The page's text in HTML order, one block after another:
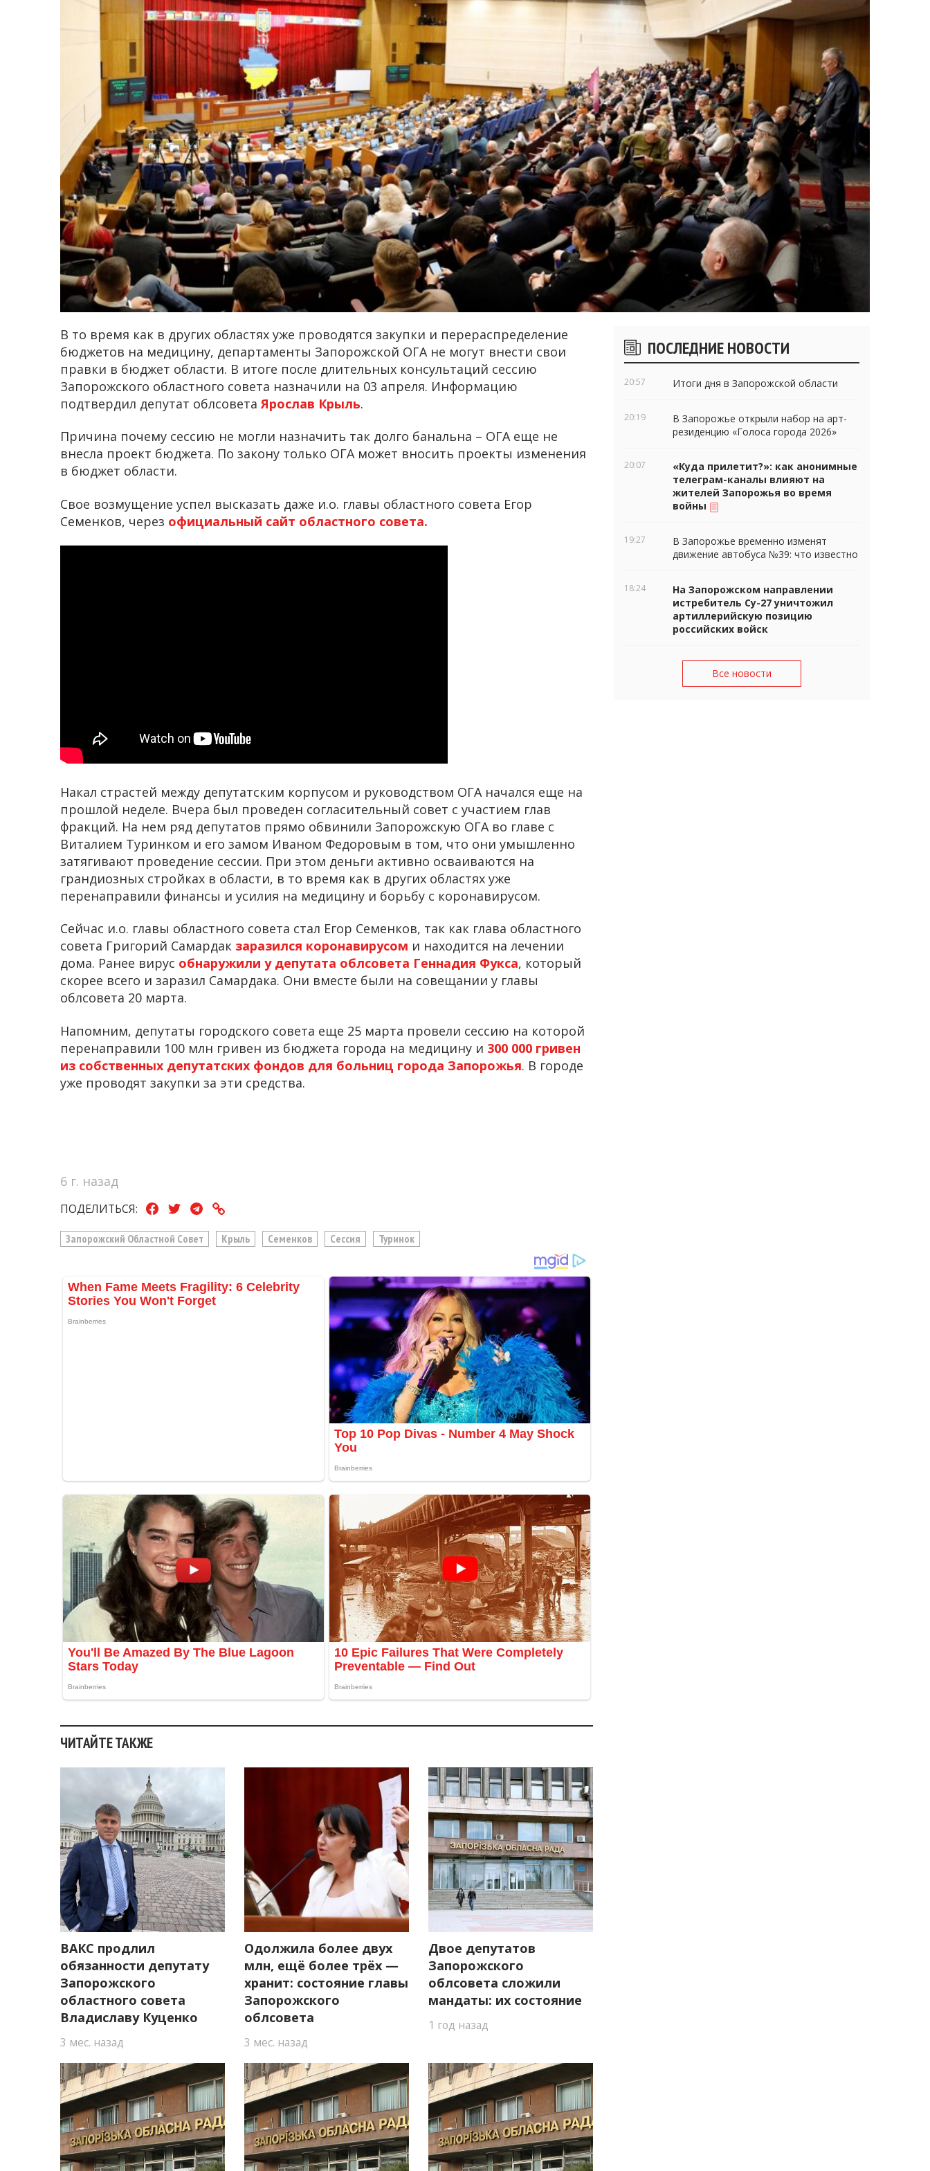
В то время как в других областях уже проводятся закупки и перераспределение
бюджетов на медицину, департаменты Запорожской ОГА не могут внести свои
правки в бюджет области. В итоге после длительных консультаций сессию
Запорожского областного совета назначили на 03 апреля. Информацию
подтвердил депутат облсовета Ярослав Крыль.
Причина почему сессию не могли назначить так долго банальна – ОГА еще не
внесла проект бюджета. По закону только ОГА может вносить проекты изменения
в бюджет области.
Свое возмущение успел высказать даже и.о. главы областного совета Егор
Семенков, через официальный сайт областного совета.
Накал страстей между депутатским корпусом и руководством ОГА начался еще на
прошлой неделе. Вчера был проведен согласительный совет с участием глав
фракций. На нем ряд депутатов прямо обвинили Запорожскую ОГА во главе с
Виталием Туринком и его замом Иваном Федоровым в том, что они умышленно
затягивают проведение сессии. При этом деньги активно осваиваются на
грандиозных стройках в области, в то время как в других областях уже
перенаправили финансы и усилия на медицину и борьбу с коронавирусом.
Сейчас и.о. главы областного совета стал Егор Семенков, так как глава областного
совета Григорий Самардак заразился коронавирусом и находится на лечении
дома. Ранее вирус обнаружили у депутата облсовета Геннадия Фукса, который
скорее всего и заразил Самардака. Они вместе были на совещании у главы
облсовета 20 марта.
Напомним, депутаты городского совета еще 25 марта провели сессию на которой
перенаправили 100 млн гривен из бюджета города на медицину и 300 000 гривен
из собственных депутатских фондов для больниц города Запорожья. В городе
уже проводят закупки за эти средства.
6 г. назад
ПОДЕЛИТЬСЯ:
Запорожский Областной Совет Крыль Семенков Сессия Туринок
ЧИТАЙТЕ ТАКЖЕ
ВАКС продлил
обязанности депутату
Запорожского
областного совета
Владиславу Куценко
3 мес. назад
Одолжила более двух
млн, ещё более трёх —
хранит: состояние главы
Запорожского
облсовета
3 мес. назад
Двое депутатов
Запорожского
облсовета сложили
мандаты: их состояние
1 год назад
Боковые
виджеты
ПОСЛЕДНИЕ НОВОСТИ
20:57 Итоги дня в Запорожской области
20:19
В Запорожье открыли набор на арт-
резиденцию «Голоса города 2026»
20:07
«Куда прилетит?»: как анонимные
телеграм-каналы влияют на
жителей Запорожья во время
войны
19:27
В Запорожье временно изменят
движение автобуса №39: что известно
18:24
На Запорожском направлении
истребитель Су-27 уничтожил
артиллерийскую позицию
российских войск
Все новости